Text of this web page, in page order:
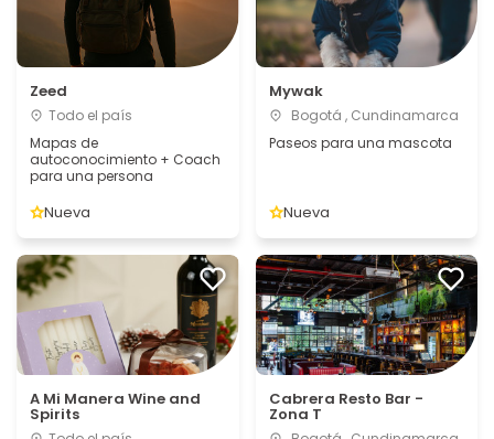
Zeed
Todo el país
Mapas de
autoconocimiento + Coach
para una persona
Nueva
Mywak
Bogotá , Cundinamarca
Paseos para una mascota
Nueva
A Mi Manera Wine and
Spirits
Cabrera Resto Bar -
Zona T